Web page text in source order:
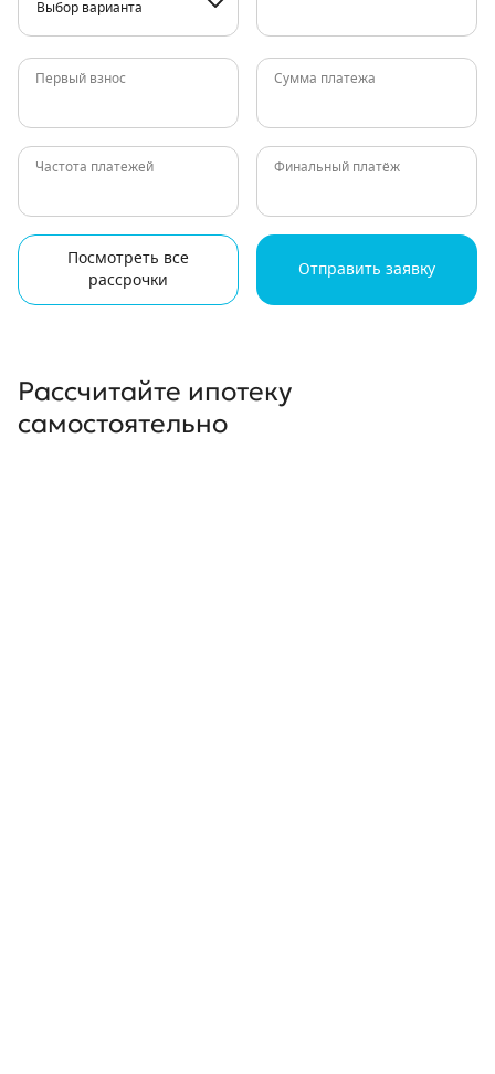
Выбор варианта
Первый взнос Сумма платежа
Частота платежей Финальный платёж
Посмотреть все
рассрочки
Отправить заявку
Рассчитайте ипотеку
самостоятельно